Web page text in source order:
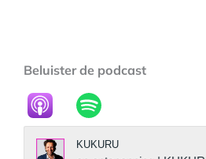
Beluister de podcast